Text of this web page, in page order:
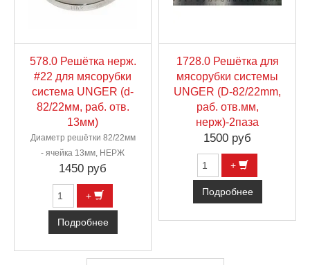
578.0 Решётка нерж.
#22 для мясорубки
система UNGER (d-
82/22мм, раб. отв.
13мм)
Диаметр решётки 82/22мм
- ячейка 13мм, НЕРЖ
1450 руб
+
Подробнее
1728.0 Решётка для
мясорубки системы
UNGER (D-82/22mm,
раб. отв.мм,
нерж)-2паза
1500 руб
+
Подробнее